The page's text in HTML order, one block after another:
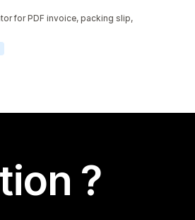
for PDF invoice, packing slip,
?